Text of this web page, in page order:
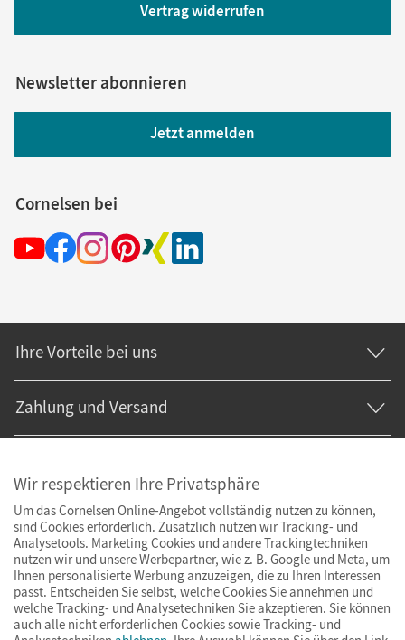
Vertrag widerrufen
Newsletter abonnieren
Jetzt anmelden
Cornelsen bei
Ihre Vorteile bei uns
Zahlung und Versand
Wir respektieren Ihre Privatsphäre
Um das Cornelsen Online-Angebot vollständig nutzen zu können,
sind Cookies erforderlich. Zusätzlich nutzen wir Tracking- und
Analysetools. Marketing Cookies und andere Trackingtechniken
nutzen wir und unsere Werbepartner, wie z. B. Google und Meta, um
Ihnen personalisierte Werbung anzuzeigen, die zu Ihren Interessen
passt. Entscheiden Sie selbst, welche Cookies Sie annehmen und
welche Tracking- und Analysetechniken Sie akzeptieren. Sie können
auch alle nicht erforderlichen Cookies sowie Tracking- und